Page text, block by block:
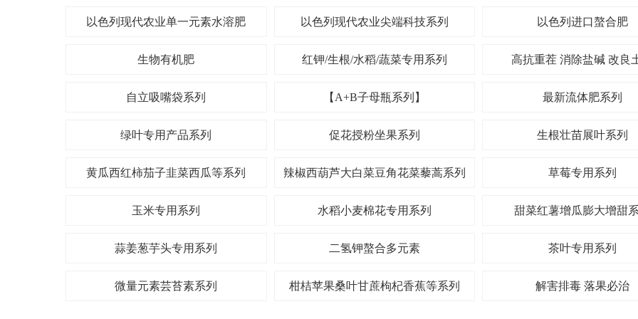
以色列现代农业单一元素水溶肥 以色列现代农业尖端科技系列 以色列进口螯合肥
生物有机肥 红钾/生根/水稻/蔬菜专用系列 高抗重茬 消除盐碱 改良
自立吸嘴袋系列 【A+B子母瓶系列】 最新流体肥系列
绿叶专用产品系列 促花授粉坐果系列 生根壮苗展叶系列
黄瓜西红柿茄子韭菜西瓜等系列 辣椒西葫芦大白菜豆角花菜藜蒿系列 草莓专用系列
玉米专用系列 水稻小麦棉花专用系列 甜菜红薯增瓜膨大增甜
蒜姜葱芋头专用系列 二氢钾螯合多元素 茶叶专用系列
微量元素芸苔素系列 柑桔苹果桑叶甘蔗枸杞香蕉等系列 解害排毒 落果必治